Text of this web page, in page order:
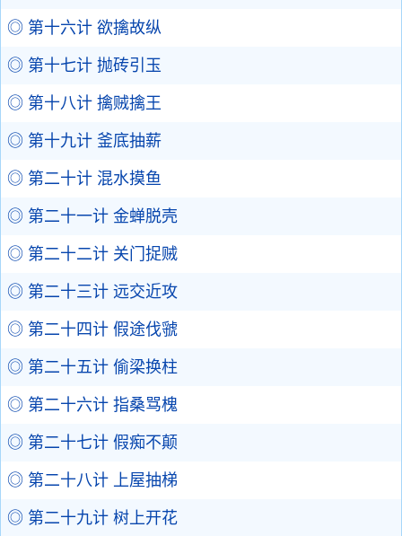
◎ 第十六计 欲擒故纵
◎ 第十七计 抛砖引玉
◎ 第十八计 擒贼擒王
◎ 第十九计 釜底抽薪
◎ 第二十计 混水摸鱼
◎ 第二十一计 金蝉脱壳
◎ 第二十二计 关门捉贼
◎ 第二十三计 远交近攻
◎ 第二十四计 假途伐虢
◎ 第二十五计 偷梁换柱
◎ 第二十六计 指桑骂槐
◎ 第二十七计 假痴不颠
◎ 第二十八计 上屋抽梯
◎ 第二十九计 树上开花